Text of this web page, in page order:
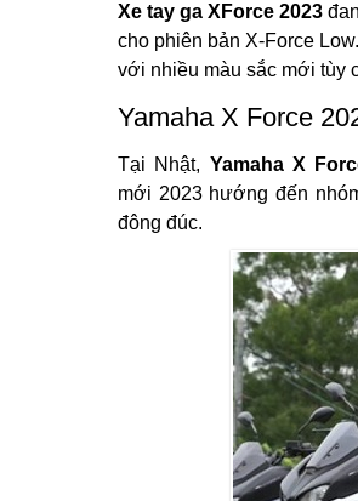
Xe tay ga XForce 2023
cho phiên bản X-Force
với nhiều màu sắc mới tùy
Yamaha X Force
Tại Nhật, Yamaha X
mới 2023 hướng đến
đông đúc.